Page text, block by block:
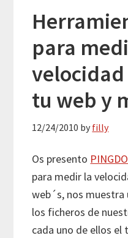
para
velocidad
tu web y
12/24/2010 by filly
Os presento
para medir la
web´s, nos
los ficheros de
cada uno de ellos el